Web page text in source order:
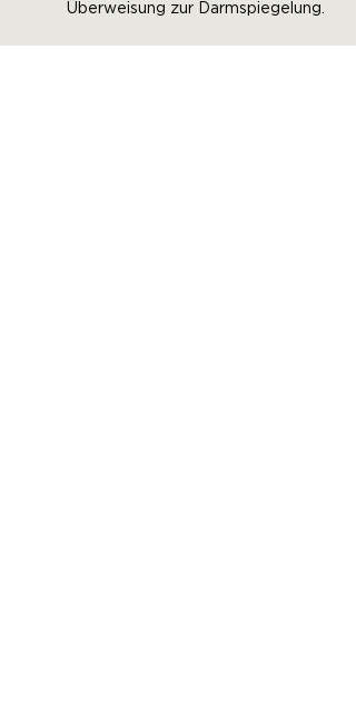
Überweisung zur Darmspiegelung.